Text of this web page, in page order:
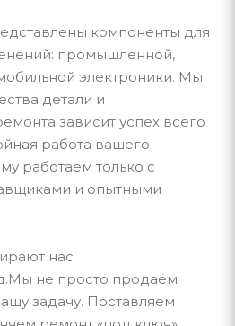
компоненты для
промышленной,
электроники. Мы
детали и
зависит успех всего
работа вашего
работаем только с
и опытными
нас
не просто продаём
задачу. Поставляем